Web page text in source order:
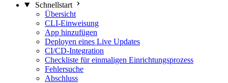
Schnellstart
Übersicht
CLI-Einweisung
App hinzufügen
Deployen eines Live Updates
CI/CD-Integration
Checkliste für einmaligen Einrichtungsprozess
Fehlersuche
Abschluss